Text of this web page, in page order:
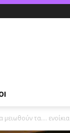
μειωθούν τα…. ενοίκια